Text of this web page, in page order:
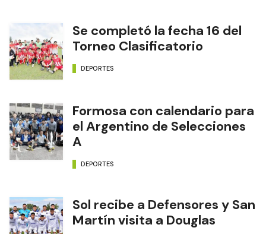
Se completó la fecha 16 del
Torneo Clasificatorio
DEPORTES
Formosa con calendario para
el Argentino de Selecciones
A
DEPORTES
Sol recibe a Defensores y San
Martín visita a Douglas